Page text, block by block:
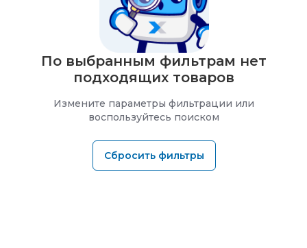
По выбранным фильтрам нет
подходящих товаров
Измените параметры фильтрации или
воспользуйтесь поиском
Сбросить фильтры